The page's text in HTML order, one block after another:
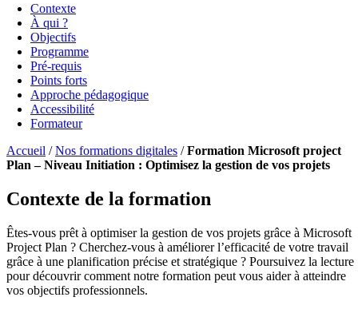
Contexte
À qui ?
Objectifs
Programme
Pré-requis
Points forts
Approche pédagogique
Accessibilité
Formateur
Accueil /Nos formations digitales /Formation Microsoft project
Plan – Niveau Initiation : Optimisez la gestion de vos projets
Contexte de la formation
Êtes-vous prêt à optimiser la gestion de vos projets grâce à Microsoft
Project Plan ? Cherchez-vous à améliorer l’efficacité de votre travail
grâce à une planification précise et stratégique ? Poursuivez la lecture
pour découvrir comment notre formation peut vous aider à atteindre
vos objectifs professionnels.